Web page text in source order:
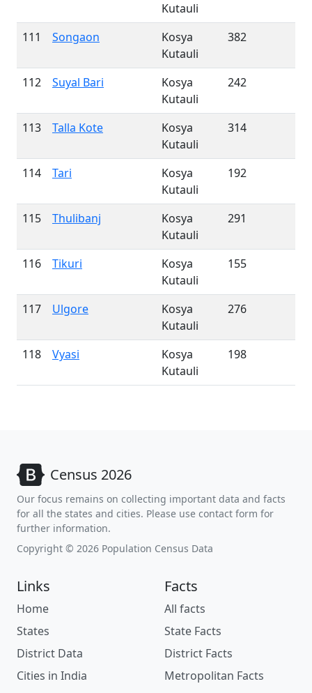
Kutauli
111 Songaon
Kosya
Kutauli
382
112 Suyal Bari
Kosya
Kutauli
242
113 Talla Kote
Kosya
Kutauli
314
114 Tari
Kosya
Kutauli
192
115 Thulibanj
Kosya
Kutauli
291
116 Tikuri
Kosya
Kutauli
155
117 Ulgore
Kosya
Kutauli
276
118 Vyasi
Kosya
Kutauli
198
Census 2026
Our focus remains on collecting important data and facts
for all the states and cities. Please use contact form for
further information.
Copyright © 2026 Population Census Data
Links
Home
States
District Data
Cities in India
Facts
All facts
State Facts
District Facts
Metropolitan Facts